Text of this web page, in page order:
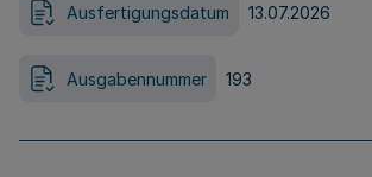
Ausfertigungsdatum 13.07.2026
Ausgabennummer 193